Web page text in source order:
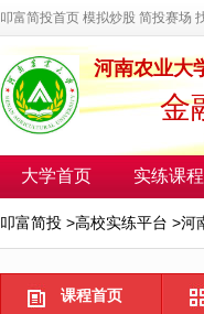
叩富简投首页 模拟炒股 简投赛场
河南农业大
金
大学首页 实练课程
叩富简投 >高校实练平台 >河
课程首页